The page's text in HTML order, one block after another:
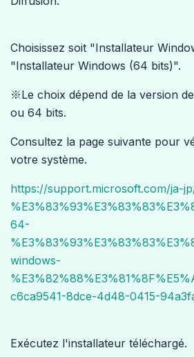
Choisissez soit "Installateur
"Installateur Windows (64 bits)".
※Le choix dépend de la version
ou 64 bits.
Consultez la page suivante pour
votre système.
https://support.microsoft.com/ja-
64-
windows-
c6ca9541-8dce-4d48-0415-
Exécutez l'installateur téléchargé.